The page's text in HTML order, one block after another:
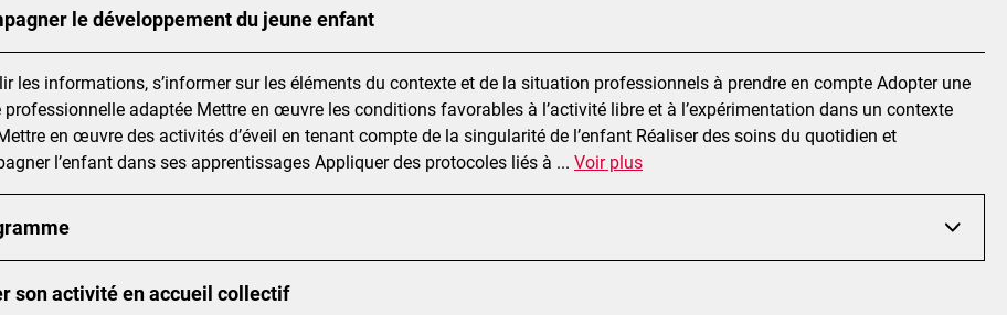
le développement du jeune enfant
les informations, s’informer sur les éléments du contexte et de la situation professionnels à prendre en compte Adopter une
professionnelle adaptée Mettre en œuvre les conditions favorables à l’activité libre et à l’expérimentation dans un contexte
en œuvre des activités d’éveil en tenant compte de la singularité de l’enfant Réaliser des soins du quotidien et
l’enfant dans ses apprentissages Appliquer des protocoles liés à ... Voir plus
son activité en accueil collectif